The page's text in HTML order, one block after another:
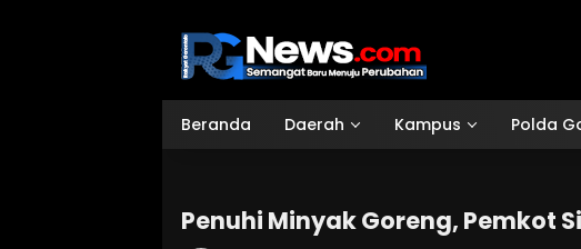
Beranda Daerah Kampus Polda
Penuhi Minyak Goreng, Pemkot